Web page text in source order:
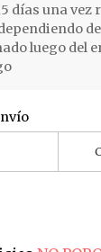
días una vez
luego del